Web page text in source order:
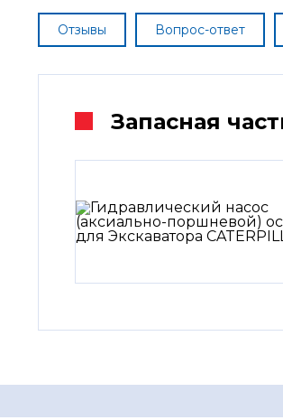
Отзывы Вопрос-ответ
Запасная